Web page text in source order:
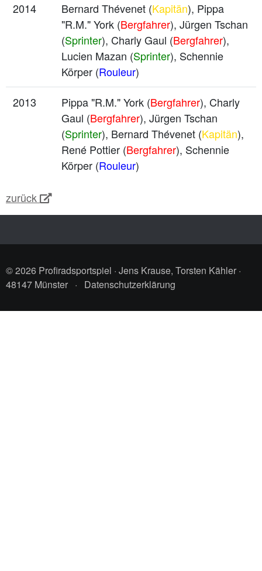
2014 Bernard Thévenet (Kapitän), Pippa
"R.M." York (Bergfahrer), Jürgen Tschan
(Sprinter), Charly Gaul (Bergfahrer),
Lucien Mazan (Sprinter), Schennie
Körper (Rouleur)
2013
Pippa "R.M." York (Bergfahrer), Charly
Gaul (Bergfahrer), Jürgen Tschan
(Sprinter), Bernard Thévenet (Kapitän),
René Pottier (Bergfahrer), Schennie
Körper (Rouleur)
zurück
© 2026 Profiradsportspiel · Jens Krause, Torsten Kähler ·
48147 Münster · Datenschutzerklärung